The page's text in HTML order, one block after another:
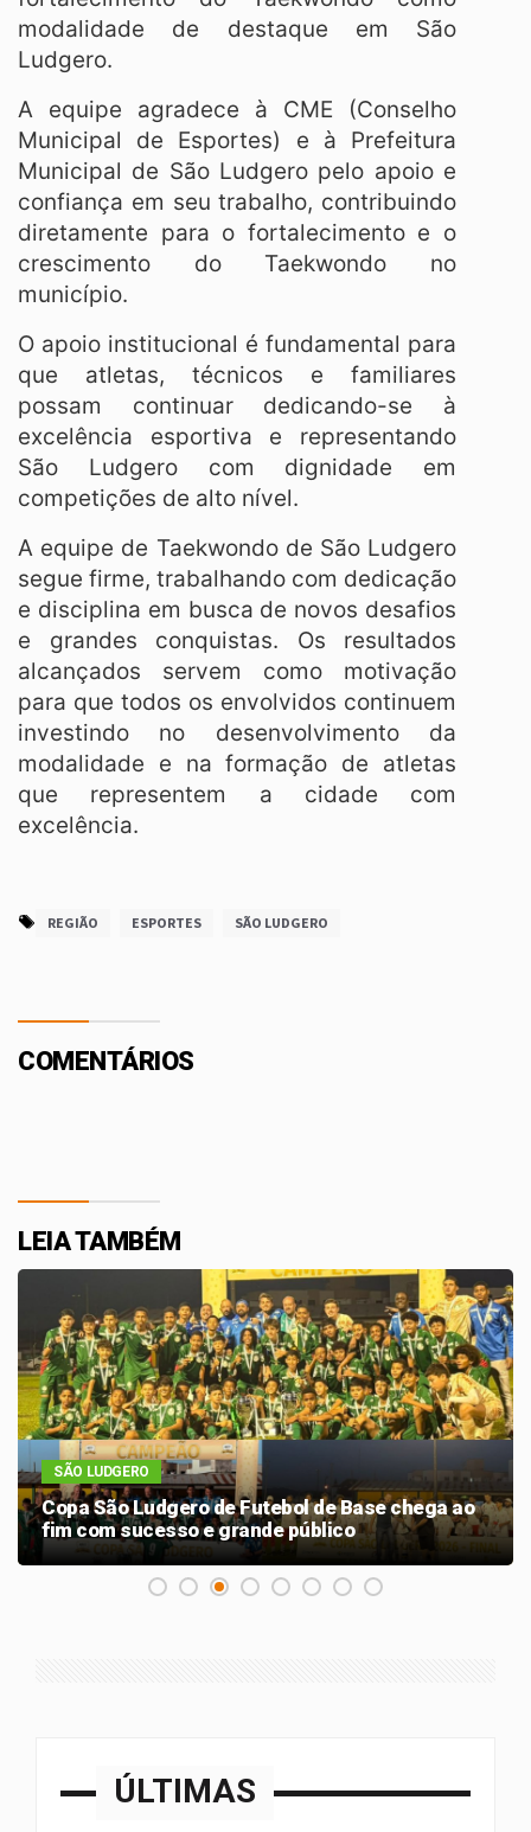
modalidade de destaque em São
Ludgero.
A equipe agradece à CME (Conselho
Municipal de Esportes) e à Prefeitura
Municipal de São Ludgero pelo apoio e
confiança em seu trabalho, contribuindo
diretamente para o fortalecimento e o
crescimento do Taekwondo no
município.
O apoio institucional é fundamental para
que atletas, técnicos e familiares
possam continuar dedicando-se à
excelência esportiva e representando
São Ludgero com dignidade em
competições de alto nível.
A equipe de Taekwondo de São Ludgero
segue firme, trabalhando com dedicação
e disciplina em busca de novos desafios
e grandes conquistas. Os resultados
alcançados servem como motivação
para que todos os envolvidos continuem
investindo no desenvolvimento da
modalidade e na formação de atletas
que representem a cidade com
excelência.
REGIÃO ESPORTES SÃO LUDGERO
COMENTÁRIOS
LEIA TAMBÉM
SÃO LUDGERO
Copa São Ludgero de Futebol de Base chega ao
fim com sucesso e grande público
ÚLTIMAS